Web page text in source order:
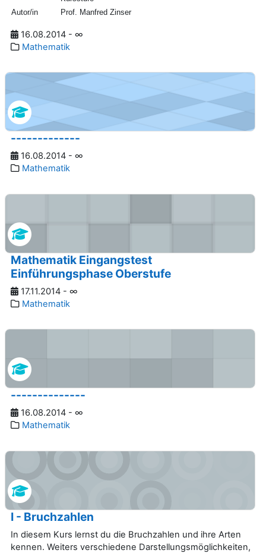
Autor/in
Prof. Manfred Zinser
16.08.2014 - ∞
Mathematik
-------------
16.08.2014 - ∞
Mathematik
Mathematik Eingangstest
Einführungsphase Oberstufe
17.11.2014 - ∞
Mathematik
--------------
16.08.2014 - ∞
Mathematik
I - Bruchzahlen
In diesem Kurs lernst du die Bruchzahlen und ihre Arten
kennen. Weiters verschiedene Darstellungsmöglichkeiten,